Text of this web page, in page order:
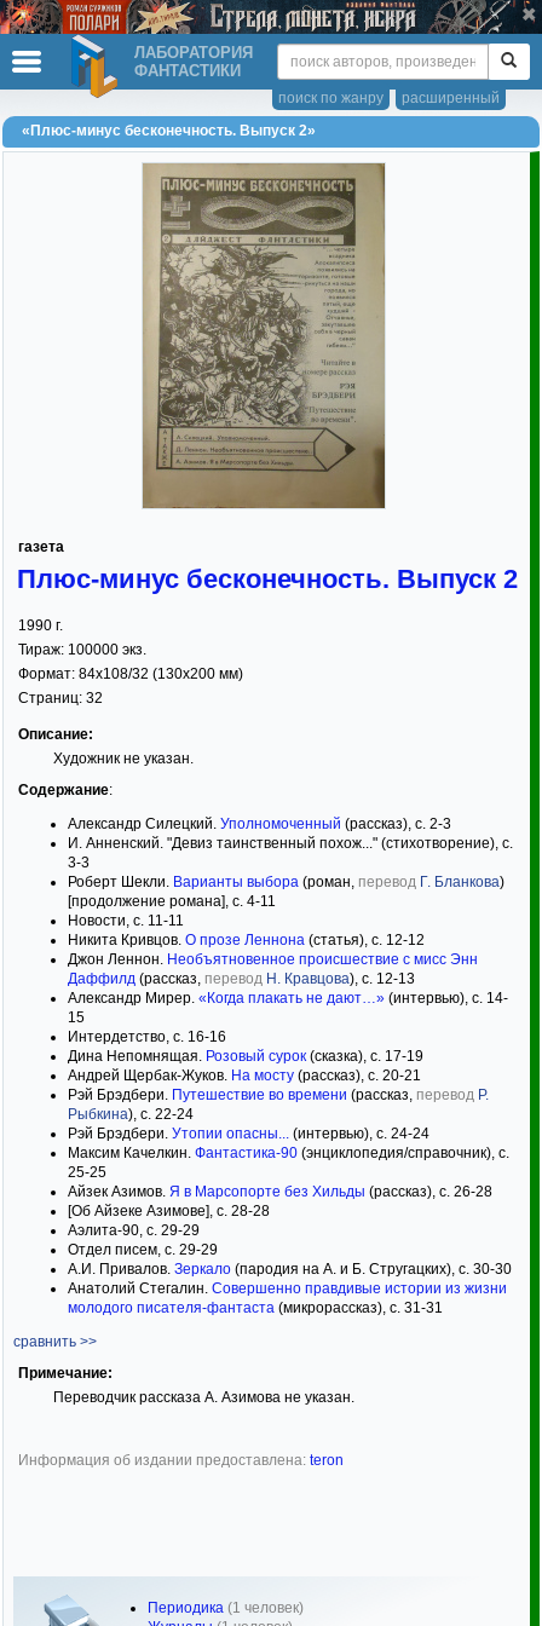
ЛАБОРАТОРИЯ
ФАНТАСТИКИ
расширенный
поиск по жанру
«Плюс-минус бесконечность. Выпуск 2»
газета
Плюс-минус бесконечность. Выпуск 2
1990 г.
Тираж: 100000 экз.
Формат: 84x108/32 (130x200 мм)
Страниц: 32
Описание:
Художник не указан.
Содержание:
Александр Силецкий. Уполномоченный (рассказ), с. 2-3
И. Анненский. "Девиз таинственный похож..." (стихотворение), с.
3-3
Роберт Шекли. Варианты выбора (роман, перевод Г. Бланкова)
[продолжение романа], с. 4-11
Новости, с. 11-11
Никита Кривцов. О прозе Леннона (статья), с. 12-12
Джон Леннон. Необъятновенное происшествие с мисс Энн
Даффилд (рассказ, перевод Н. Кравцова), с. 12-13
Александр Мирер. «Когда плакать не дают…» (интервью), с. 14-
15
Интердетство, с. 16-16
Дина Непомнящая. Розовый сурок (сказка), с. 17-19
Андрей Щербак-Жуков. На мосту (рассказ), с. 20-21
Рэй Брэдбери. Путешествие во времени (рассказ, перевод Р.
Рыбкина), с. 22-24
Рэй Брэдбери. Утопии опасны... (интервью), с. 24-24
Максим Качелкин. Фантастика-90 (энциклопедия/справочник), с.
25-25
Айзек Азимов. Я в Марсопорте без Хильды (рассказ), с. 26-28
[Об Айзеке Азимове], с. 28-28
Аэлита-90, с. 29-29
Отдел писем, с. 29-29
А.И. Привалов. Зеркало (пародия на А. и Б. Стругацких), с. 30-30
Анатолий Стегалин. Совершенно правдивые истории из жизни
молодого писателя-фантаста (микрорассказ), с. 31-31
сравнить >>
Примечание:
Переводчик рассказа А. Азимова не указан.
Информация об издании предоставлена: teron
Периодика (1 человек)